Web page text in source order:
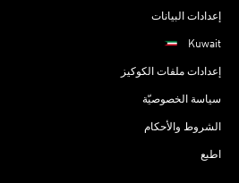
إعدادات البيانات
Kuwait
إعدادات ملفات الكوكيز
سياسة الخصوصيّة
الشروط والأحكام
اطبع